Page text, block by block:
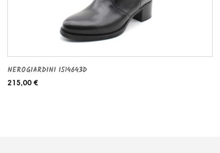
NEROGIARDINI I514643D
215,00 €